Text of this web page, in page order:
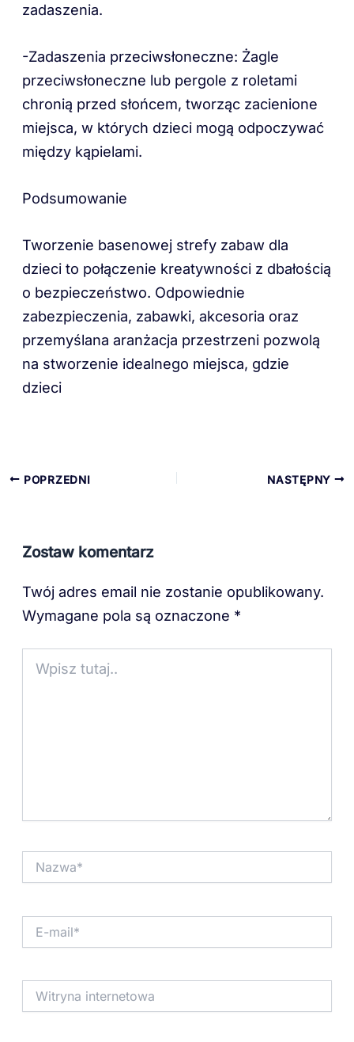
zadaszenia.
-Zadaszenia przeciwsłoneczne: Żagle
przeciwsłoneczne lub pergole z roletami
chronią przed słońcem, tworząc zacienione
miejsca, w których dzieci mogą odpoczywać
między kąpielami.
Podsumowanie
Tworzenie basenowej strefy zabaw dla
dzieci to połączenie kreatywności z dbałością
o bezpieczeństwo. Odpowiednie
zabezpieczenia, zabawki, akcesoria oraz
przemyślana aranżacja przestrzeni pozwolą
na stworzenie idealnego miejsca, gdzie
dzieci
POPRZEDNI NASTĘPNY
Zostaw komentarz
Twój adres email nie zostanie opublikowany.
Wymagane pola są oznaczone *
tutaj..
mail*
internetowa